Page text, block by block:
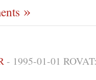
- 1995-01-01